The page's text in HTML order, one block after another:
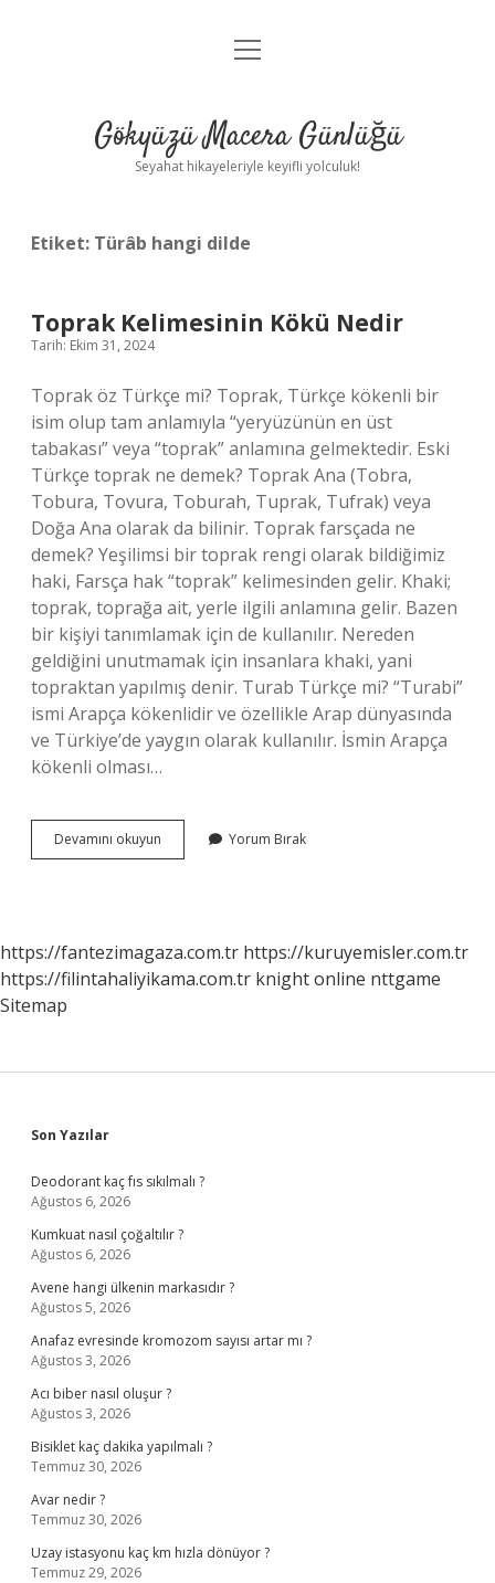
Anasayfa
Yasal Uyarı
menüyü
Gökyüzü Macera Günlüğü
Seyahat hikayeleriyle keyifli yolculuk!
Etiket: Türâb hangi dilde
Toprak Kelimesinin Kökü Nedir
Tarih: Ekim 31, 2024
Toprak öz Türkçe mi? Toprak, Türkçe kökenli bir
isim olup tam anlamıyla “yeryüzünün en üst
tabakası” veya “toprak” anlamına gelmektedir. Eski
Türkçe toprak ne demek? Toprak Ana (Tobra,
Tobura, Tovura, Toburah, Tuprak, Tufrak) veya
Doğa Ana olarak da bilinir. Toprak farsçada ne
demek? Yeşilimsi bir toprak rengi olarak bildiğimiz
haki, Farsça hak “toprak” kelimesinden gelir. Khaki;
toprak, toprağa ait, yerle ilgili anlamına gelir. Bazen
bir kişiyi tanımlamak için de kullanılır. Nereden
geldiğini unutmamak için insanlara khaki, yani
topraktan yapılmış denir. Turab Türkçe mi? “Turabi”
ismi Arapça kökenlidir ve özellikle Arap dünyasında
ve Türkiye’de yaygın olarak kullanılır. İsmin Arapça
kökenli olması…
Devamını okuyun
Kelimesinin
Yorum Bırak
https://fantezimagaza.com.tr https://kuruyemisler.com.tr
https://filintahaliyikama.com.tr knight online nttgame
Sitemap
Sidebar
Son Yazılar
Deodorant kaç fıs sıkılmalı ?
Ağustos 6, 2026
Kumkuat nasıl çoğaltılır ?
Ağustos 6, 2026
Avene hangi ülkenin markasıdır ?
Ağustos 5, 2026
Anafaz evresinde kromozom sayısı artar mı ?
Ağustos 3, 2026
Acı biber nasıl oluşur ?
Ağustos 3, 2026
Bisiklet kaç dakika yapılmalı ?
Temmuz 30, 2026
Avar nedir ?
Temmuz 30, 2026
Uzay istasyonu kaç km hızla dönüyor ?
Temmuz 29, 2026